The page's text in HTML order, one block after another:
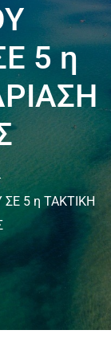
5 η
5 η ΤΑΚΤΙΚΗ